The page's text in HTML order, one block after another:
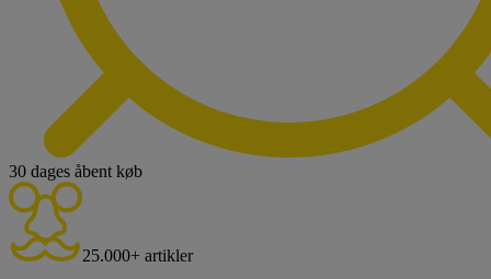
30 dages åbent køb
25.000+ artikler